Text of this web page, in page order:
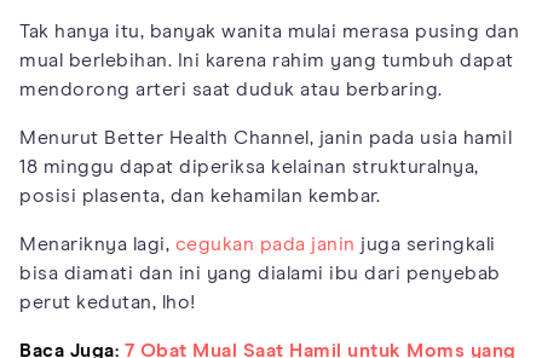
Tak hanya itu, banyak wanita mulai merasa pusing dan
mual berlebihan. Ini karena rahim yang tumbuh dapat
mendorong arteri saat duduk atau berbaring.
Menurut Better Health Channel, janin pada usia hamil
18 minggu dapat diperiksa kelainan strukturalnya,
posisi plasenta, dan kehamilan kembar.
Menariknya lagi, cegukan pada janin juga seringkali
bisa diamati dan ini yang dialami ibu dari penyebab
perut kedutan, lho!
Baca Juga: 7 Obat Mual Saat Hamil untuk Moms yang